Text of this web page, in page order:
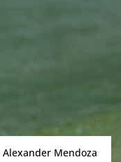
Alexander Mendoza